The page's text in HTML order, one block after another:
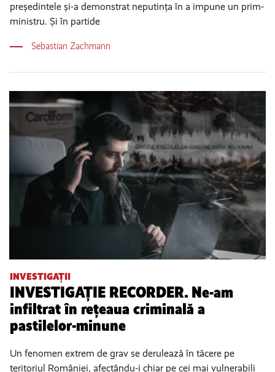
președintele și-a demonstrat neputința în a impune un prim-
ministru. Și în partide
Sebastian Zachmann
INVESTIGAȚII
INVESTIGAȚIE RECORDER. Ne-am
infiltrat în rețeaua criminală a
pastilelor-minune
Un fenomen extrem de grav se derulează în tăcere pe
teritoriul României, afectându-i chiar pe cei mai vulnerabili